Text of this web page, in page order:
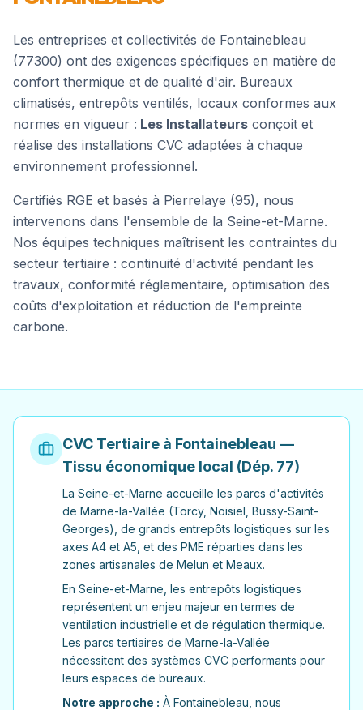
Les entreprises et collectivités de Fontainebleau
(77300) ont des exigences spécifiques en matière de
confort thermique et de qualité d'air. Bureaux
climatisés, entrepôts ventilés, locaux conformes aux
normes en vigueur : Les Installateurs conçoit et
réalise des installations CVC adaptées à chaque
environnement professionnel.
Certifiés RGE et basés à Pierrelaye (95), nous
intervenons dans l'ensemble de la Seine-et-Marne.
Nos équipes techniques maîtrisent les contraintes du
secteur tertiaire : continuité d'activité pendant les
travaux, conformité réglementaire, optimisation des
coûts d'exploitation et réduction de l'empreinte
carbone.
CVC Tertiaire à Fontainebleau —
Tissu économique local (Dép. 77)
La Seine-et-Marne accueille les parcs d'activités
de Marne-la-Vallée (Torcy, Noisiel, Bussy-Saint-
Georges), de grands entrepôts logistiques sur les
axes A4 et A5, et des PME réparties dans les
zones artisanales de Melun et Meaux.
En Seine-et-Marne, les entrepôts logistiques
représentent un enjeu majeur en termes de
ventilation industrielle et de régulation thermique.
Les parcs tertiaires de Marne-la-Vallée
nécessitent des systèmes CVC performants pour
leurs espaces de bureaux.
Notre approche : À Fontainebleau, nous